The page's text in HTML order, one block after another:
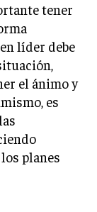
tener
líder debe
el ánimo y
es
planes